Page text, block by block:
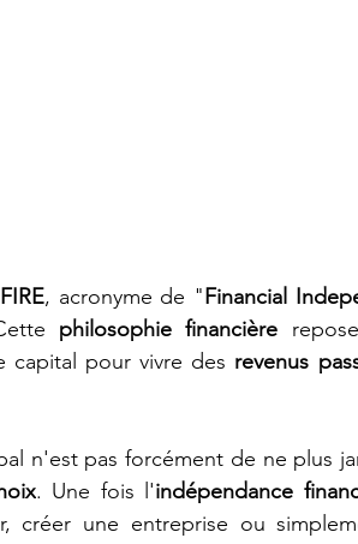
, acronyme de "Financial
philosophie financière
capital pour vivre des revenus
n'est pas forcément de ne plus
. Une fois l'indépendance
créer une entreprise ou